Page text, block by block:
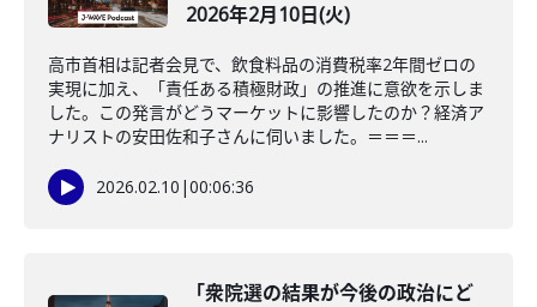
2026年2月10日(火)
高市首相は記者会見で、飲食料品の消費税率2年間ゼロの
実現に加え、「責任ある積極財政」の推進に意欲を示しま
した。この発言がどうマーケットに影響したのか？経済ア
ナリストの安田佐和子さんに伺いました。＝＝＝...
2026.02.10 |00:06:36
「衆院選の結果が今後の政治にど